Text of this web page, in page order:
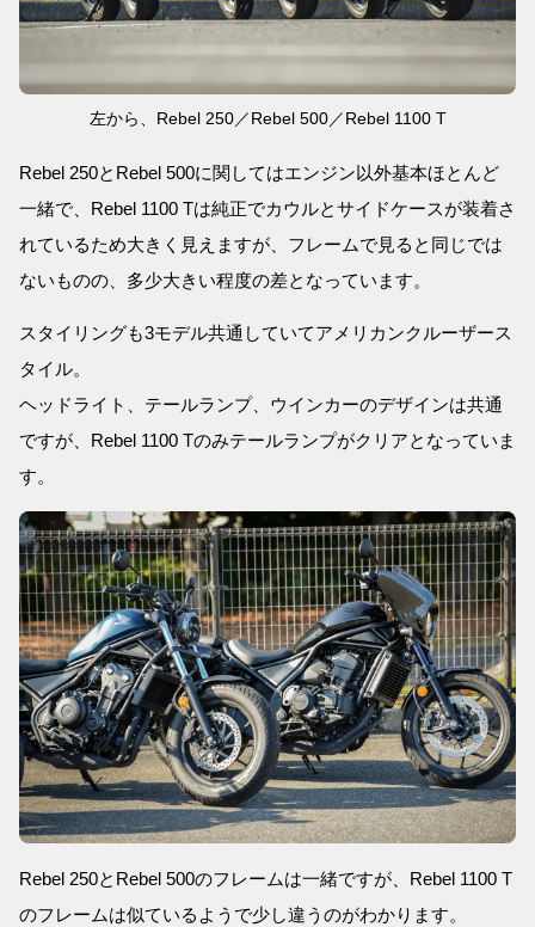
左から、Rebel 250／Rebel 500／Rebel 1100 T
Rebel 250とRebel 500に関してはエンジン以外基本ほとんど
一緒で、Rebel 1100 Tは純正でカウルとサイドケースが装着さ
れているため大きく見えますが、フレームで見ると同じでは
ないものの、多少大きい程度の差となっています。
スタイリングも3モデル共通していてアメリカンクルーザース
タイル。
ヘッドライト、テールランプ、ウインカーのデザインは共通
ですが、Rebel 1100 Tのみテールランプがクリアとなっていま
す。
Rebel 250とRebel 500のフレームは一緒ですが、Rebel 1100 T
のフレームは似ているようで少し違うのがわかります。